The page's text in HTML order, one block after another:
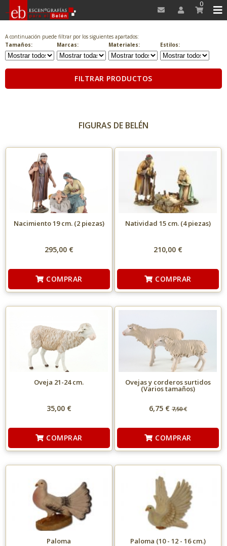
0
A continuación puede filtrar por los siguientes apartados:
Tamaños:
Marcas: Materiales: Estilos:
FILTRAR PRODUCTOS
FIGURAS DE BELÉN
Nacimiento 19 cm. (2 piezas)
295,00 €
COMPRAR
Natividad 15 cm. (4 piezas)
210,00 €
COMPRAR
Oveja 21-24 cm.
35,00 €
COMPRAR
Ovejas y corderos surtidos
(Varios tamaños)
6,75 € 7,50€
COMPRAR
Paloma Paloma (10 - 12 - 16 cm.)